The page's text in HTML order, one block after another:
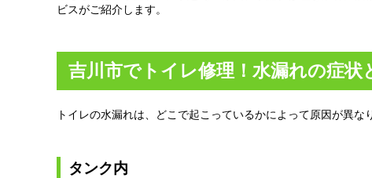
ビスがご紹介します。
吉川市でトイレ修理！水漏れの症状
トイレの水漏れは、どこで起こっているかによって原因が異な
タンク内